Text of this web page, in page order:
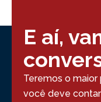
E aí,
Teremos o
você deve